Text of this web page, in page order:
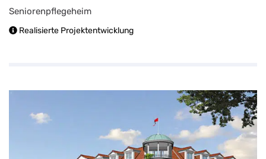
Seniorenpflegeheim
Realisierte Projektentwicklung